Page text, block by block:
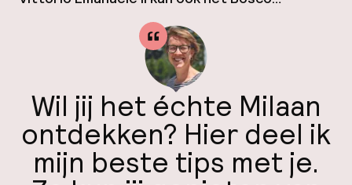
citytrip naar Milaan komt. Het Bosco Verticale
werd al direct na zijn opening het groene icoon
van Milaan. Hoewel de Milanezen eerst vooral
sceptisch waren over het slagen van dit
bijzondere ontwerp, kreeg […]
Wil jij het échte Milaan
ontdekken? Hier deel ik
mijn beste tips met je.